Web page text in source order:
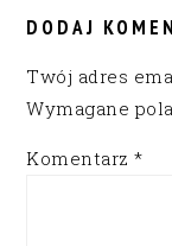
DODAJ
Twój adres
Wymagane
Komentarz*